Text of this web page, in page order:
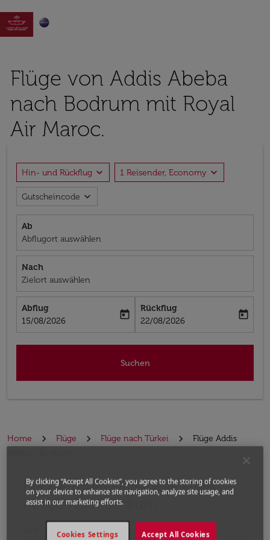

Flüge von Addis Abeba
nach Bodrum mit Royal
Air Maroc.
Hin- und Rückflug expand_more 1 Reisender, Economy expand_more
Gutscheincode expand_more
Ab
Abflugort auswählen
Nach
Zielort auswählen
Abflug
fc-booking-departure-date-aria-label
15/08/2026
today
Rückflug
fc-booking-return-date-aria-label
22/08/2026
today
Suchen
Home Flüge Flüge nach Türkei
Flüge Addis
Die nächsten Flüge von Addis
Abeba nach Bodrum
Bitte ändern Sie Ihre gewünschte Route (Abflugort
By clicking “Accept All Cookies”, you agree to the storing of cookies
on your device to enhance site navigation, analyze site usage, and
assist in our marketing efforts.
Accept All Cookies
Cookies Settings